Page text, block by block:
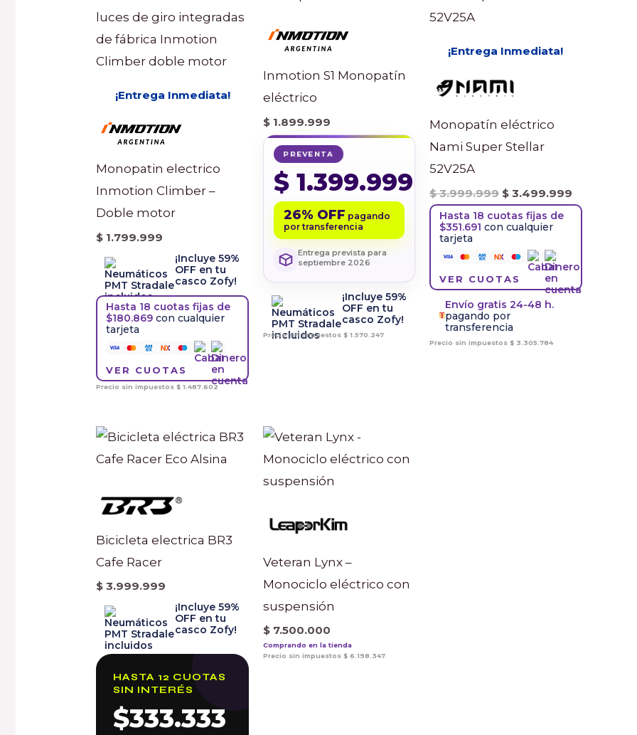
¡Entrega Inmediata!
Monopatin electrico
Inmotion Climber –
Doble motor
$ 1.799.999
¡Incluye 59%
OFF en tu
casco Zofy!
Hasta 18 cuotas fijas de
$180.869con cualquier
tarjeta
VER CUOTAS
Precio sin impuestos$ 1.487.602
Inmotion S1 Monopatín
eléctrico
$1.899.999
PREVENTA
$1.399.999
26% OFF pagando
por transferencia
Entrega prevista para
septiembre 2026
¡Incluye 59%
OFF en tu
casco Zofy!
Precio sin impuestos $1.570.247
¡Entrega Inmediata!
Monopatín eléctrico
Nami Super Stellar
52V25A
$3.999.999 $ 3.499.999
Hasta 18 cuotas fijas de
$351.691con cualquier
tarjeta
VER CUOTAS
Envío gratis 24-48 h.
pagando por
transferencia
Precio sin impuestos$ 3.305.784
Bicicleta electrica BR3
Cafe Racer
$ 3.999.999
¡Incluye 59%
OFF en tu
casco Zofy!
HASTA 12 CUOTAS
SIN INTERÉS
$333.333
Veteran Lynx –
Monociclo eléctrico con
suspensión
$7.500.000
Comprando en la tienda
Precio sin impuestos $6.198.347